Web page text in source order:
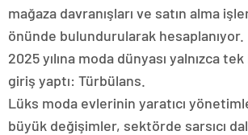
mağaza davranışları ve satın alma
önünde bulundurularak hesaplanıyor.
2025 yılına moda dünyası yalnızca
giriş yaptı: Türbülans.
Lüks moda evlerinin yaratıcı
büyük değişimler, sektörde sarsıcı